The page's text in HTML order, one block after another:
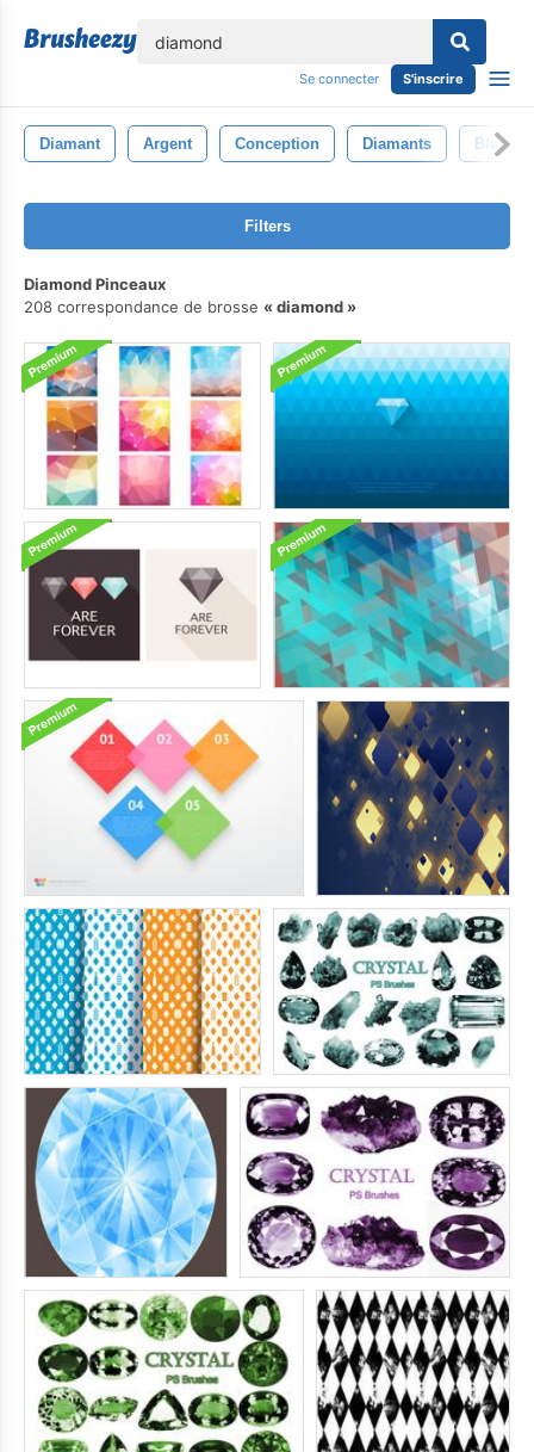
Se connecter S'inscrire
Diamant Argent Conception Diamants Blanc
Filters
Diamond Pinceaux
208 correspondance de brosse
diamond